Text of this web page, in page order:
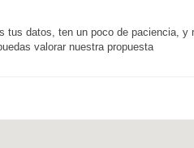
tus datos, ten un poco de paciencia, y
valorar nuestra propuesta